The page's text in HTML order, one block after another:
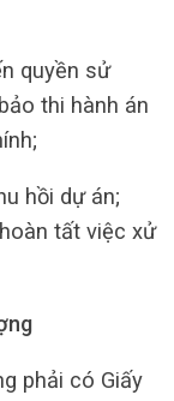
quyền sử
thi hành án
hồi dự án;
tất việc xử
phải có Giấy